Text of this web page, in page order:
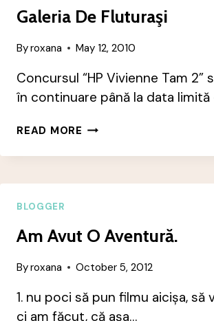
Galeria De Fluturaşi
Byroxana May 12, 2010
Concursul “HP Vivienne Tam 2”
în continuare până la data limită
READ MORE GALERIA
FLUTURAŞI
BLOGGER
Am Avut O Aventură.
Byroxana October 5, 2012
1. nu poci să pun filmu aicișa, să
ci am făcut, că aşa…